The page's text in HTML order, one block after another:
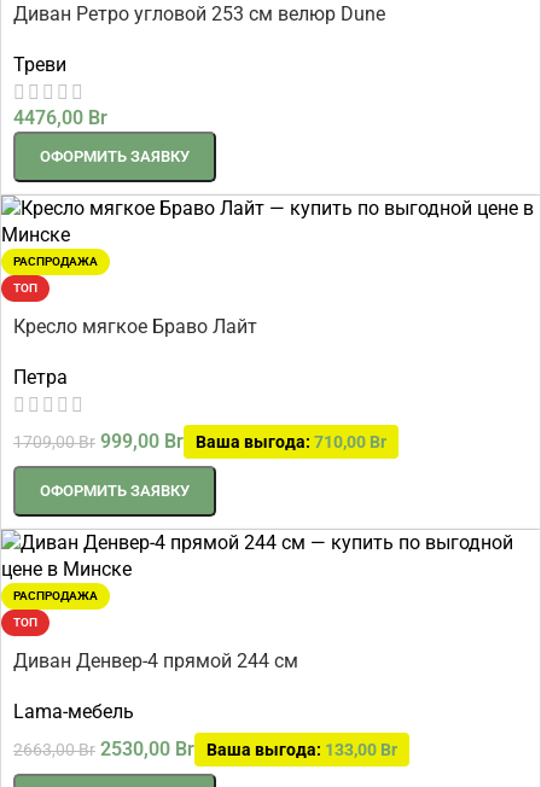
Диван Ретро угловой 253 см велюр Dune
Треви
4476,00 Br
ОФОРМИТЬ ЗАЯВКУ
РАСПРОДАЖА
ТОП
Кресло мягкое Браво Лайт
Петра
1709,00Br 999,00 Br Ваша выгода: 710,00 Br
ОФОРМИТЬ ЗАЯВКУ
РАСПРОДАЖА
ТОП
Диван Денвер-4 прямой 244 см
Lama-мебель
2663,00Br 2530,00 Br Ваша выгода: 133,00 Br